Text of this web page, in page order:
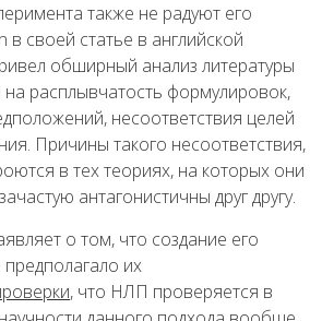
также не радуют его
в своей статье в английской
обширный анализ литературы
расплывчатость формулировок,
несоответствия целей
Причины такого несоответствия,
в тех теориях, на которых они
антагонистичны друг другу.
о том, что создание его
их
, что НЛП проверяется в